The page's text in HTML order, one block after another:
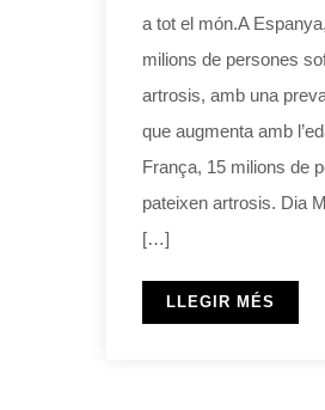
a tot el món.A
milions de persones
artrosis, amb una
que augmenta amb
França, 15 milions de
pateixen artrosis. Dia
[…]
LLEGIR MÉS